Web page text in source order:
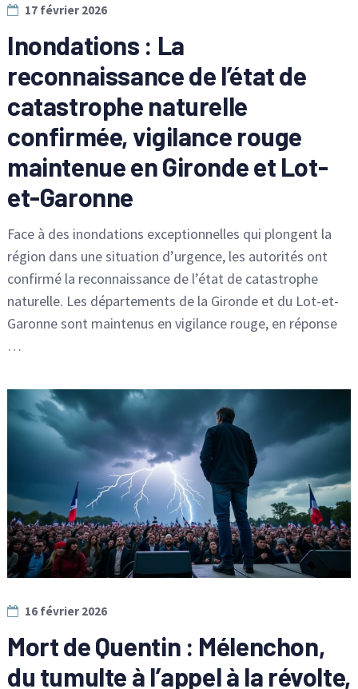
17 février 2026
Inondations : La
reconnaissance de l’état de
catastrophe naturelle
confirmée, vigilance rouge
maintenue en Gironde et Lot-
et-Garonne
Face à des inondations exceptionnelles qui plongent la
région dans une situation d’urgence, les autorités ont
confirmé la reconnaissance de l’état de catastrophe
naturelle. Les départements de la Gironde et du Lot-et-
Garonne sont maintenus en vigilance rouge, en réponse
…
16 février 2026
Mort de Quentin : Mélenchon,
du tumulte à l’appel à la révolte,